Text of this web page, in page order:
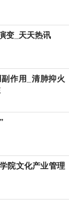
变_天天热讯
作用_清肺抑火
院文化产业管理